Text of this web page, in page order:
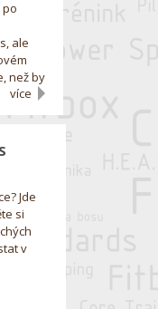
ale
než by
více
Jde
si
v